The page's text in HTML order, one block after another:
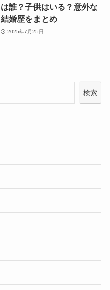
は誰？子供はいる？意外な
結婚歴をまとめ
2025年7月25日
検索